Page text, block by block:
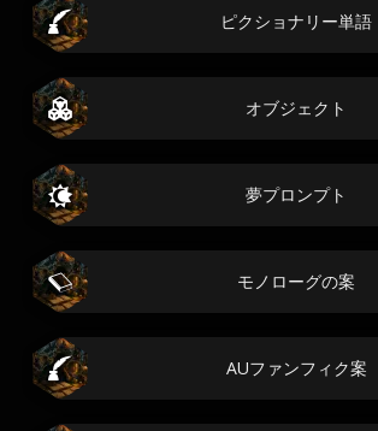
ピクショナリー単語
オブジェクト
夢プロンプト
モノローグの案
AUファンフィク案